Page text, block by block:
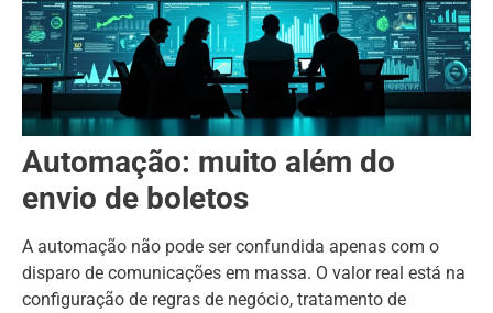
Automação: muito além do
envio de boletos
A automação não pode ser confundida apenas com o
disparo de comunicações em massa. O valor real está na
configuração de regras de negócio, tratamento de